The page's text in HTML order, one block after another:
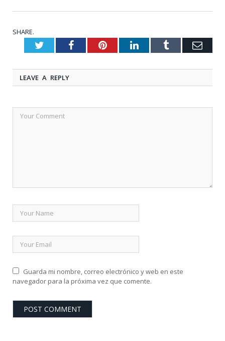
SHARE.
TwitterFacebookPinterestLinkedInTumblr
LEAVE A REPLY
Guarda mi nombre, correo electrónico y web en este
navegador para la próxima vez que comente.